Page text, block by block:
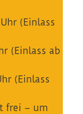
(Einlass
(Einlass ab
(Einlass
frei – um